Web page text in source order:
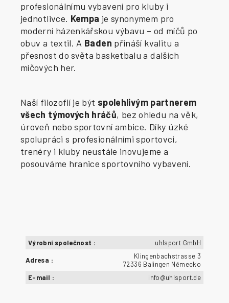
profesionálnímu vybavení pro kluby i
jednotlivce. Kempa je synonymem pro
moderní házenkářskou výbavu – od míčů po
obuv a textil. A Baden přináší kvalitu a
přesnost do světa basketbalu a dalších
míčových her.
Naší filozofií je být spolehlivým partnerem
všech týmových hráčů, bez ohledu na věk,
úroveň nebo sportovní ambice. Díky úzké
spolupráci s profesionálními sportovci,
trenéry i kluby neustále inovujeme a
posouváme hranice sportovního vybavení.
Výrobní společnost : uhlsport GmbH
Adresa :
Klingenbachstrasse 3
72336 Balingen Německo
E-mail : info@uhlsport.de